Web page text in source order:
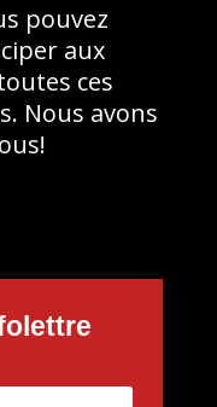
pouvez
aux
ces
Nous avons